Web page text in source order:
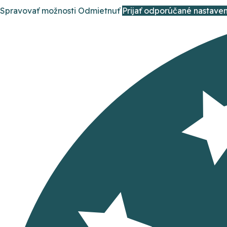
Spravovať možnosti Odmietnuť Prijať odporúčané